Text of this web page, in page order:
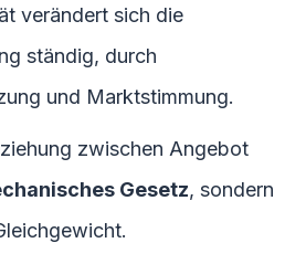
verändert sich die
ständig, durch
und Marktstimmung.
zwischen Angebot
Gesetz, sondern